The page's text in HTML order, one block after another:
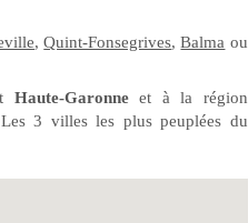
,Quint-Fonsegrives,Balma ou
Haute-Garonneet à la région
3 villes les plus peuplées du